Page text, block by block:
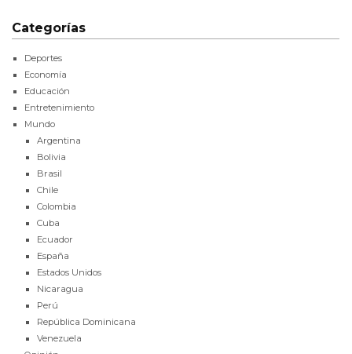
Categorías
Deportes
Economía
Educación
Entretenimiento
Mundo
Argentina
Bolivia
Brasil
Chile
Colombia
Cuba
Ecuador
España
Estados Unidos
Nicaragua
Perú
República Dominicana
Venezuela